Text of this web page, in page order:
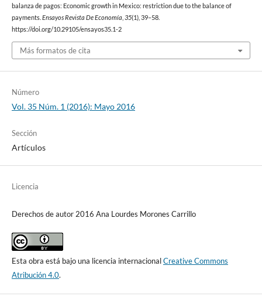
balanza de pagos: Economic growth in Mexico: restriction due to the balance of
payments. Ensayos Revista De Economía 35(1), 39–58.
https://doi.org/10.29105/ensayos35.1-2
Más formatos de cita
Número
Vol. 35 Núm. 1 (2016): Mayo 2016
Sección
Artículos
Licencia
Derechos de autor 2016 Ana Lourdes Morones Carrillo
Esta obra está bajo una licencia internacionalCreative Commons
Atribución 4.0.